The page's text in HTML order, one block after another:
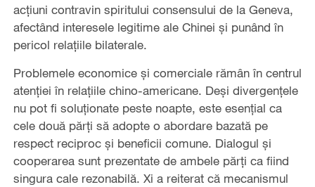
acțiuni contravin spiritului consensului de la Geneva,
afectând interesele legitime ale Chinei și punând în
pericol relațiile bilaterale.
Problemele economice și comerciale rămân în centrul
atenției în relațiile chino-americane. Deși divergențele
nu pot fi soluționate peste noapte, este esențial ca
cele două părți să adopte o abordare bazată pe
respect reciproc și beneficii comune. Dialogul și
cooperarea sunt prezentate de ambele părți ca fiind
singura cale rezonabilă. Xi a reiterat că mecanismul